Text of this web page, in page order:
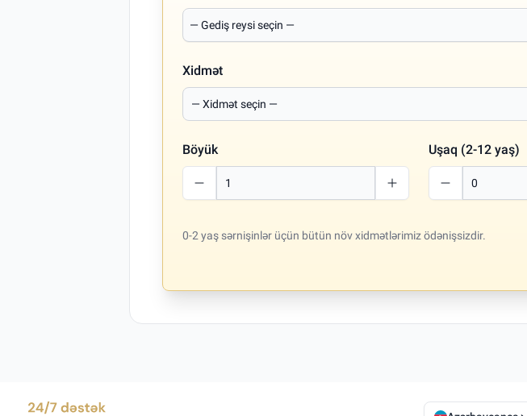
Xidmət
Böyük Uşaq (2-12 yaş)
0-2 yaş sərnişinlər üçün bütün növ xidmətlərimiz ödənişsizdir.